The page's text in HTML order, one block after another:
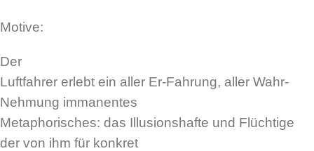
Motive:
Der
Luftfahrer erlebt ein aller Er-Fahrung, aller Wahr-
Nehmung immanentes
Metaphorisches: das Illusionshafte und Flüchtige
der von ihm für konkret